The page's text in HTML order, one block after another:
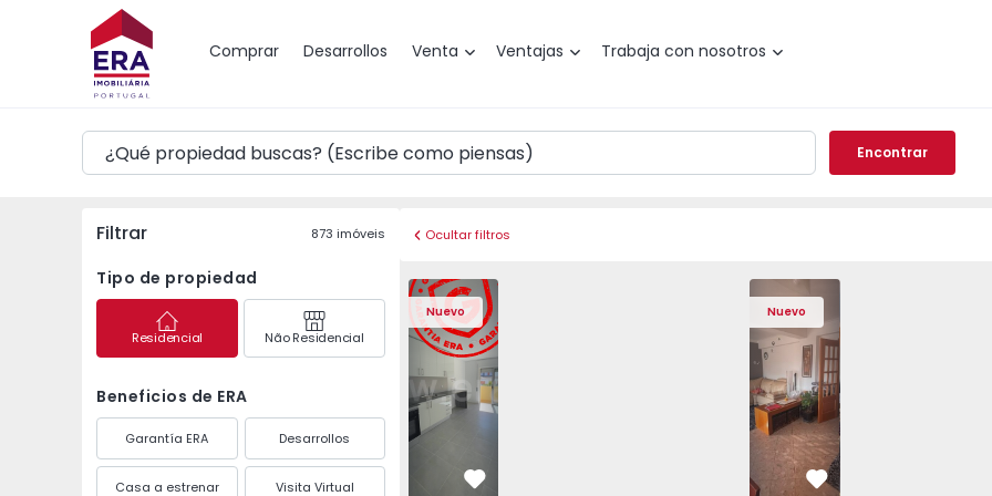
Comprar Desarrollos Venta Ventajas Trabaja con nosotros
Mapa
Encontrar
Filtrar 873 imóveis
Tipo de propiedad
Residencial Não Residencial
Beneficios de ERA
Garantía ERA Desarrollos
Casa a estrenar Visita Virtual
Ocultar filtros
Nuevo
Apartamento T2 Seixal, Amora - 1575805 - 7
Apartamento T2 Seixal, Amora - 1575805 - 8
Apartamento T2 Seixal, Amora - 1575805 - 2
Apartamento T2 Seixal, Amora - 1575805 - 3
Apartamento T2 Seixal, Amora -
Apartamento T2 Seixal,
Apartamento
Favorito
Nuevo
Apartamento T3 Barreiro, Santo
Apartamento T3 Barreiro,
Apartamento T3
Favorito